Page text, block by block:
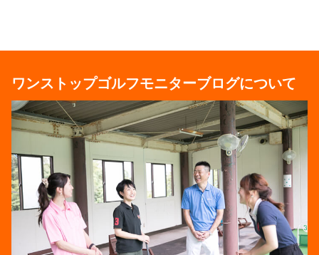
ワンストップゴルフモニターブログについて